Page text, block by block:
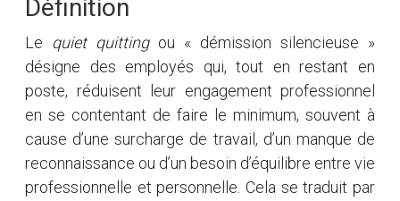
Définition
Le quiet quittingou « démission silencieuse »
désigne des employés qui, tout en restant en
poste, réduisent leur engagement professionnel
en se contentant de faire le minimum, souvent à
cause d’une surcharge de travail, d’un manque de
reconnaissance ou d’un besoin d’équilibre entre vie
professionnelle et personnelle. Cela se traduit par